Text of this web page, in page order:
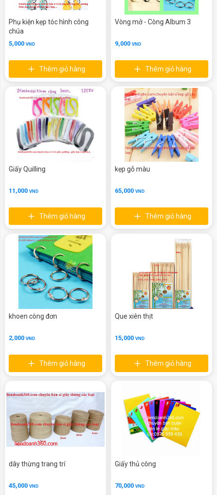
Phụ kiện kẹp tóc hình công
chúa
5,000 VND
Thêm giỏ hàng
Vòng mở - Còng Album 3
9,000 VND
Thêm giỏ hàng
Giấy Quilling
11,000 VND
Thêm giỏ hàng
kẹp gỗ màu
65,000 VND
Thêm giỏ hàng
khoen còng đơn
2,000 VND
Thêm giỏ hàng
Que xiên thịt
15,000 VND
Thêm giỏ hàng
dây thừng trang trí
45,000 VND
Giấy thủ công
70,000 VND